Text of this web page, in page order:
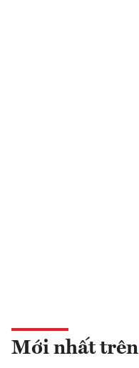
Mới nhất trên